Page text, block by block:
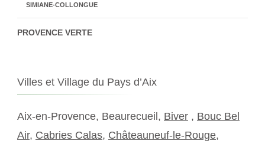
SIMIANE-COLLONGUE
PROVENCE VERTE
Villes et Village du Pays d’Aix
Aix-en-Provence, Beaurecueil, Biver , Bouc Bel
Air, Cabries Calas, Châteauneuf-le-Rouge,